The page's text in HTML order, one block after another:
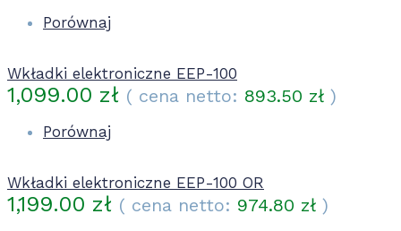
Porównaj
Wkładki elektroniczne EEP-100
1,099.00 zł ( cena netto: 893.50 zł )
Porównaj
Wkładki elektroniczne EEP-100 OR
1,199.00 zł ( cena netto: 974.80 zł )